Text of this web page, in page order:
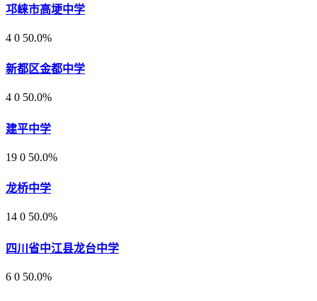
邛崃市高埂中学
4 0 50.0%
新都区金都中学
4 0 50.0%
建平中学
19 0 50.0%
龙桥中学
14 0 50.0%
四川省中江县龙台中学
6 0 50.0%